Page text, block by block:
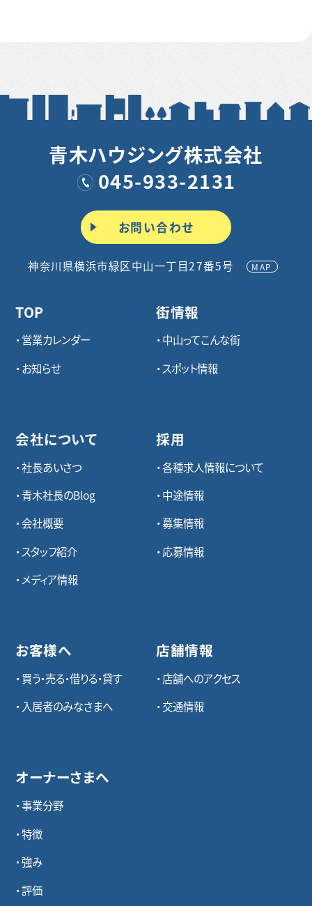
青木ハウジング株式会社
045-933-2131
お問い合わせ
神奈川県横浜市緑区中山一丁目27番5号 MAP
TOP
営業カレンダー
お知らせ
会社について
社長あいさつ
青木社長のBlog
会社概要
スタッフ紹介
メディア情報
お客様へ
買う・売る・借りる・貸す
入居者のみなさまへ
オーナーさまへ
事業分野
特徴
強み
評価
街情報
中山ってこんな街
スポット情報
採用
各種求⼈情報について
中途情報
募集情報
応募情報
店舗情報
店舗へのアクセス
交通情報